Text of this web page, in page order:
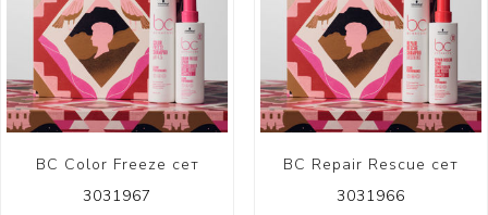
BC Color Freeze сет
3031967
BC Repair Rescue сет
3031966